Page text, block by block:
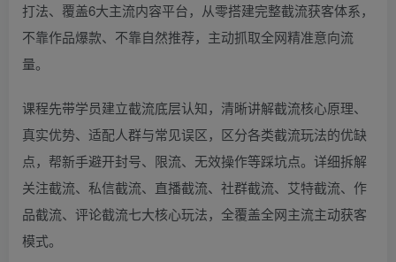
打法、覆盖6大主流内容平台，从零搭建完整截流获客体系，
不靠作品爆款、不靠自然推荐，主动抓取全网精准意向流
量。
课程先带学员建立截流底层认知，清晰讲解截流核心原理、
真实优势、适配人群与常见误区，区分各类截流玩法的优缺
点，帮新手避开封号、限流、无效操作等踩坑点。详细拆解
关注截流、私信截流、直播截流、社群截流、艾特截流、作
品截流、评论截流七大核心玩法，全覆盖全网主流主动获客
模式。